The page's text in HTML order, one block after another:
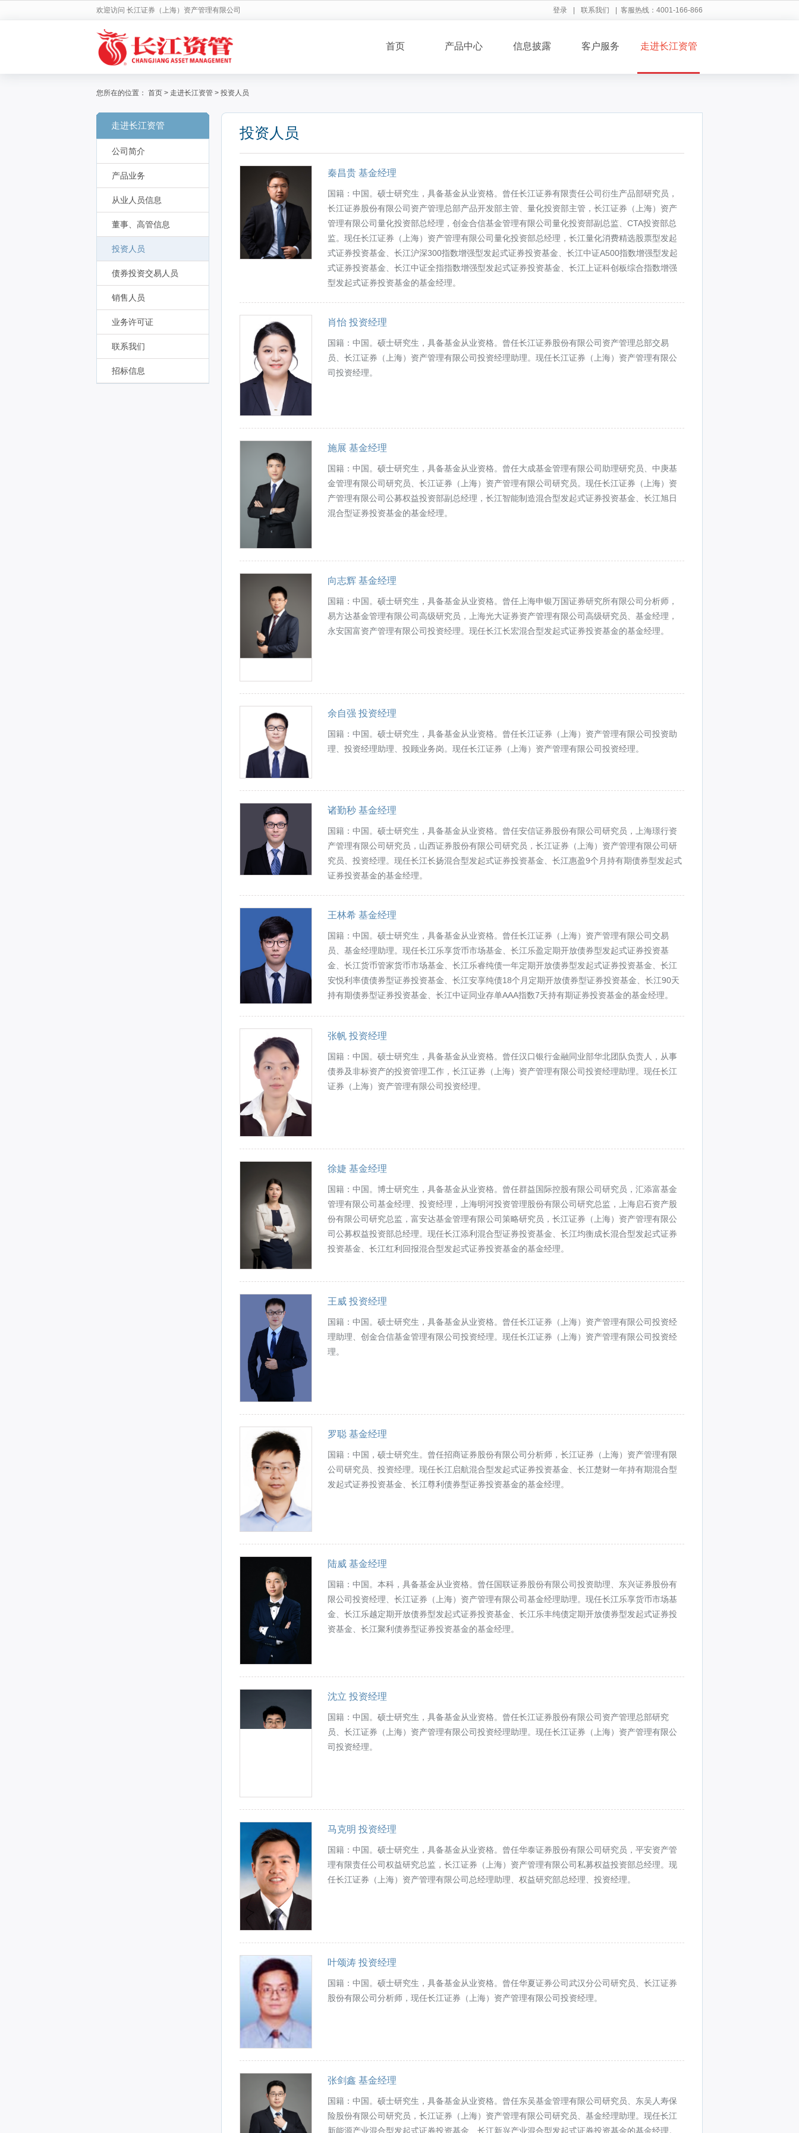
欢迎访问 长江证券（上海）资产管理有限公司 登录 联系我们 | 客服热线：4001-166-866
首页 产品中心 信息披露 客户服务 走进长江资管
您所在的位置： 首页 > 走进长江资管 > 投资人员
走进长江资管
公司简介
产品业务
从业人员信息
董事、高管信息
投资人员
债券投资交易人员
销售人员
业务许可证
联系我们
招标信息
投资人员
秦昌贵 基金经理
国籍：中国。硕士研究生，具备基金从业资格。曾任长江证券有限责任公司衍生产品部研究员，
长江证券股份有限公司资产管理总部产品开发部主管、量化投资部主管，长江证券（上海）资产
管理有限公司量化投资部总经理，创金合信基金管理有限公司量化投资部副总监、CTA投资部总
监。现任长江证券（上海）资产管理有限公司量化投资部总经理，长江量化消费精选股票型发起
式证券投资基金、长江沪深300指数增强型发起式证券投资基金、长江中证A500指数增强型发起
式证券投资基金、长江中证全指指数增强型发起式证券投资基金、长江上证科创板综合指数增强
型发起式证券投资基金的基金经理。
肖怡 投资经理
国籍：中国。硕士研究生，具备基金从业资格。曾任长江证券股份有限公司资产管理总部交易
员、长江证券（上海）资产管理有限公司投资经理助理。现任长江证券（上海）资产管理有限公
司投资经理。
施展 基金经理
国籍：中国。硕士研究生，具备基金从业资格。曾任大成基金管理有限公司助理研究员、中庚基
金管理有限公司研究员、长江证券（上海）资产管理有限公司研究员。现任长江证券（上海）资
产管理有限公司公募权益投资部副总经理，长江智能制造混合型发起式证券投资基金、长江旭日
混合型证券投资基金的基金经理。
向志辉 基金经理
国籍：中国。硕士研究生，具备基金从业资格。曾任上海申银万国证券研究所有限公司分析师，
易方达基金管理有限公司高级研究员，上海光大证券资产管理有限公司高级研究员、基金经理，
永安国富资产管理有限公司投资经理。现任长江长宏混合型发起式证券投资基金的基金经理。
余自强 投资经理
国籍：中国。硕士研究生，具备基金从业资格。曾任长江证券（上海）资产管理有限公司投资助
理、投资经理助理、投顾业务岗。现任长江证券（上海）资产管理有限公司投资经理。
诸勤秒 基金经理
国籍：中国。硕士研究生，具备基金从业资格。曾任安信证券股份有限公司研究员，上海璟行资
产管理有限公司研究员，山西证券股份有限公司研究员，长江证券（上海）资产管理有限公司研
究员、投资经理。现任长江长扬混合型发起式证券投资基金、长江惠盈9个月持有期债券型发起式
证券投资基金的基金经理。
王林希 基金经理
国籍：中国。硕士研究生，具备基金从业资格。曾任长江证券（上海）资产管理有限公司交易
员、基金经理助理。现任长江乐享货币市场基金、长江乐盈定期开放债券型发起式证券投资基
金、长江货币管家货币市场基金、长江乐睿纯债一年定期开放债券型发起式证券投资基金、长江
安悦利率债债券型证券投资基金、长江安享纯债18个月定期开放债券型证券投资基金、长江90天
持有期债券型证券投资基金、长江中证同业存单AAA指数7天持有期证券投资基金的基金经理。
张帆 投资经理
国籍：中国。硕士研究生，具备基金从业资格。曾任汉口银行金融同业部华北团队负责人，从事
债券及非标资产的投资管理工作，长江证券（上海）资产管理有限公司投资经理助理。现任长江
证券（上海）资产管理有限公司投资经理。
徐婕 基金经理
国籍：中国。博士研究生，具备基金从业资格。曾任群益国际控股有限公司研究员，汇添富基金
管理有限公司基金经理、投资经理，上海明河投资管理股份有限公司研究总监，上海启石资产股
份有限公司研究总监，富安达基金管理有限公司策略研究员，长江证券（上海）资产管理有限公
司公募权益投资部总经理。现任长江添利混合型证券投资基金、长江均衡成长混合型发起式证券
投资基金、长江红利回报混合型发起式证券投资基金的基金经理。
王威 投资经理
国籍：中国。硕士研究生，具备基金从业资格。曾任长江证券（上海）资产管理有限公司投资经
理助理、创金合信基金管理有限公司投资经理。现任长江证券（上海）资产管理有限公司投资经
理。
罗聪 基金经理
国籍：中国，硕士研究生。曾任招商证券股份有限公司分析师，长江证券（上海）资产管理有限
公司研究员、投资经理。现任长江启航混合型发起式证券投资基金、长江楚财一年持有期混合型
发起式证券投资基金、长江尊利债券型证券投资基金的基金经理。
陆威 基金经理
国籍：中国。本科，具备基金从业资格。曾任国联证券股份有限公司投资助理、东兴证券股份有
限公司投资经理、长江证券（上海）资产管理有限公司基金经理助理。现任长江乐享货币市场基
金、长江乐越定期开放债券型发起式证券投资基金、长江乐丰纯债定期开放债券型发起式证券投
资基金、长江聚利债券型证券投资基金的基金经理。
沈立 投资经理
国籍：中国。硕士研究生，具备基金从业资格。曾任长江证券股份有限公司资产管理总部研究
员、长江证券（上海）资产管理有限公司投资经理助理。现任长江证券（上海）资产管理有限公
司投资经理。
马克明 投资经理
国籍：中国。硕士研究生，具备基金从业资格。曾任华泰证券股份有限公司研究员，平安资产管
理有限责任公司权益研究总监，长江证券（上海）资产管理有限公司私募权益投资部总经理。现
任长江证券（上海）资产管理有限公司总经理助理、权益研究部总经理、投资经理。
叶颂涛 投资经理
国籍：中国。硕士研究生，具备基金从业资格。曾任华夏证券公司武汉分公司研究员、长江证券
股份有限公司分析师，现任长江证券（上海）资产管理有限公司投资经理。
张剑鑫 基金经理
国籍：中国。硕士研究生，具备基金从业资格。曾任东吴基金管理有限公司研究员、东吴人寿保
险股份有限公司研究员，长江证券（上海）资产管理有限公司研究员、基金经理助理。现任长江
新能源产业混合型发起式证券投资基金、长江新兴产业混合型发起式证券投资基金的基金经理。